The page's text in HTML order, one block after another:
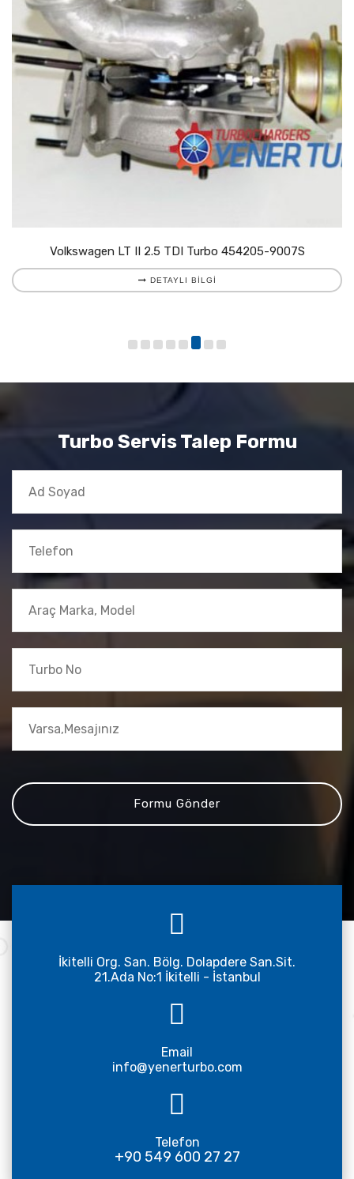
Volkswagen LT II 2.5 TDI Turbo 454205-9007S
DETAYLI BILGI
Turbo Servis Talep Formu
İkitelli Org. San. Bölg. Dolapdere San.Sit.
21.Ada No:1 İkitelli - İstanbul
Email
info@yenerturbo.com
Telefon
+90 549 600 27 27